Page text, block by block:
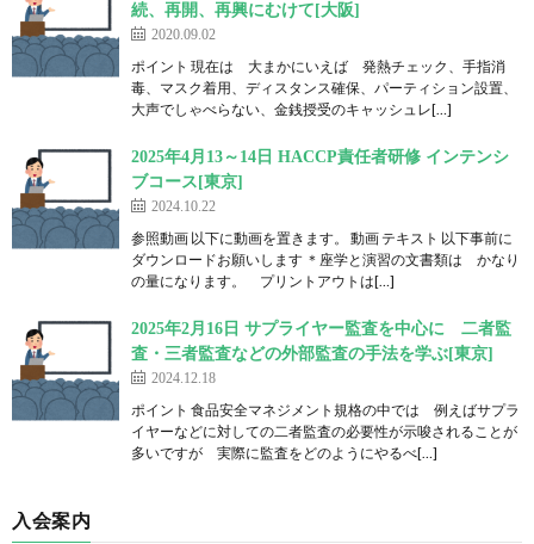
続、再開、再興にむけて[大阪]
2020.09.02
ポイント 現在は 大まかにいえば 発熱チェック、手指消
毒、マスク着用、ディスタンス確保、パーティション設置、
大声でしゃべらない、金銭授受のキャッシュレ[…]
2025年4月13～14日 HACCP責任者研修 インテンシ
ブコース[東京]
2024.10.22
参照動画 以下に動画を置きます。 動画 テキスト 以下事前に
ダウンロードお願いします ＊座学と演習の文書類は かなり
の量になります。 プリントアウトは[…]
2025年2月16日 サプライヤー監査を中心に 二者監
査・三者監査などの外部監査の手法を学ぶ[東京]
2024.12.18
ポイント 食品安全マネジメント規格の中では 例えばサプラ
イヤーなどに対しての二者監査の必要性が示唆されることが
多いですが 実際に監査をどのようにやるべ[…]
入会案内